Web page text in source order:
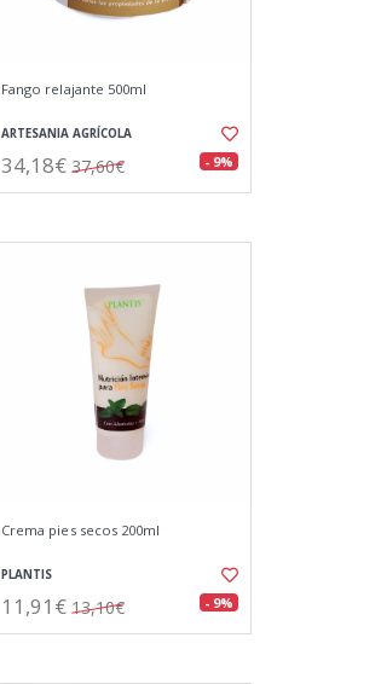
Fango relajante 500ml
ARTESANIA AGRÍCOLA
34,18€ 37,60€ - 9%
Crema pies secos 200ml
PLANTIS
11,91€ 13,10€ - 9%